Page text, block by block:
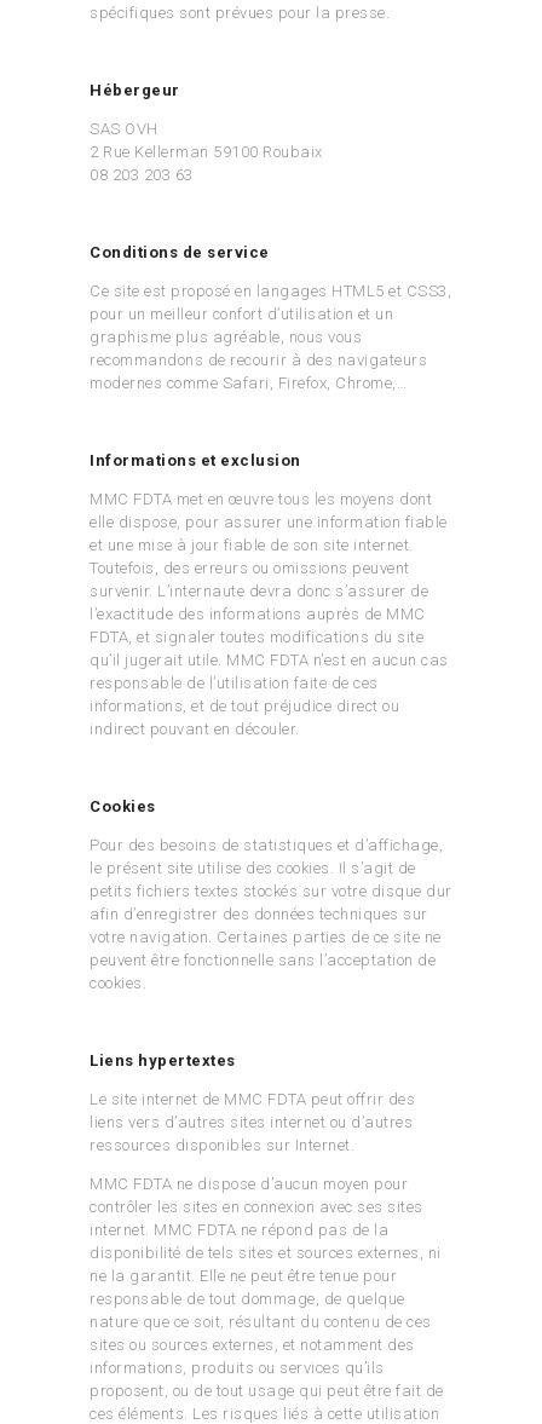
spécifiques sont prévues pour la presse.
Hébergeur
SAS OVH
2 Rue Kellerman 59100 Roubaix
08 203 203 63
Conditions de service
Ce site est proposé en langages HTML5 et CSS3,
pour un meilleur confort d’utilisation et un
graphisme plus agréable, nous vous
recommandons de recourir à des navigateurs
modernes comme Safari, Firefox, Chrome,…
Informations et exclusion
MMC FDTA met en œuvre tous les moyens dont
elle dispose, pour assurer une information fiable
et une mise à jour fiable de son site internet.
Toutefois, des erreurs ou omissions peuvent
survenir. L’internaute devra donc s’assurer de
l’exactitude des informations auprès de MMC
FDTA, et signaler toutes modifications du site
qu’il jugerait utile. MMC FDTA n’est en aucun cas
responsable de l’utilisation faite de ces
informations, et de tout préjudice direct ou
indirect pouvant en découler.
Cookies
Pour des besoins de statistiques et d’affichage,
le présent site utilise des cookies. Il s’agit de
petits fichiers textes stockés sur votre disque dur
afin d’enregistrer des données techniques sur
votre navigation. Certaines parties de ce site ne
peuvent être fonctionnelle sans l’acceptation de
cookies.
Liens hypertextes
Le site internet de MMC FDTA peut offrir des
liens vers d’autres sites internet ou d’autres
ressources disponibles sur Internet.
MMC FDTA ne dispose d’aucun moyen pour
contrôler les sites en connexion avec ses sites
internet. MMC FDTA ne répond pas de la
disponibilité de tels sites et sources externes, ni
ne la garantit. Elle ne peut être tenue pour
responsable de tout dommage, de quelque
nature que ce soit, résultant du contenu de ces
sites ou sources externes, et notamment des
informations, produits ou services qu’ils
proposent, ou de tout usage qui peut être fait de
ces éléments. Les risques liés à cette utilisation